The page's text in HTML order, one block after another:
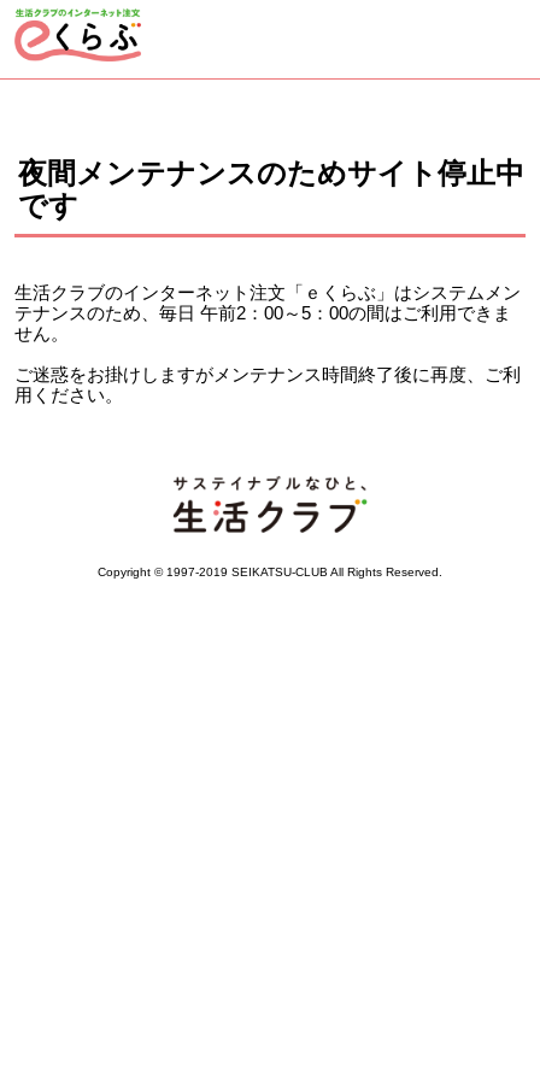
ページの先頭です。
夜間メンテナンスのためサイト停止中
です
生活クラブのインターネット注文「ｅくらぶ」はシステムメン
テナンスのため、毎日 午前2：00～5：00の間はご利用できま
せん。
ご迷惑をお掛けしますがメンテナンス時間終了後に再度、ご利
用ください。
Copyright © 1997-2019 SEIKATSU-CLUB All Rights Reserved.